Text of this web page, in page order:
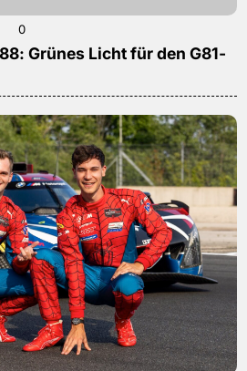
0
Grünes Licht für den G81-